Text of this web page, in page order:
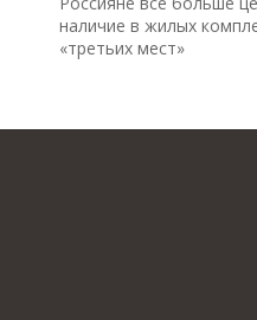
наличие в жилых
«третьих мест»